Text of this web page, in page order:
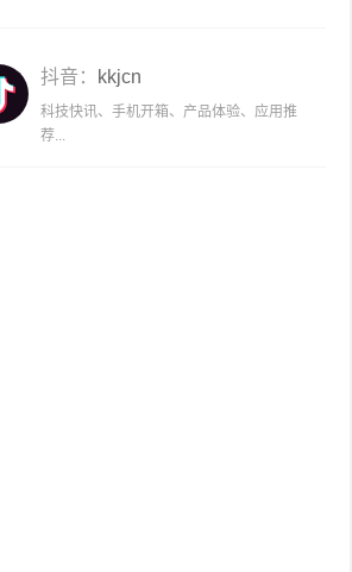
抖音： kkjcn
科技快讯、手机开箱、产品体验、应用推
荐...